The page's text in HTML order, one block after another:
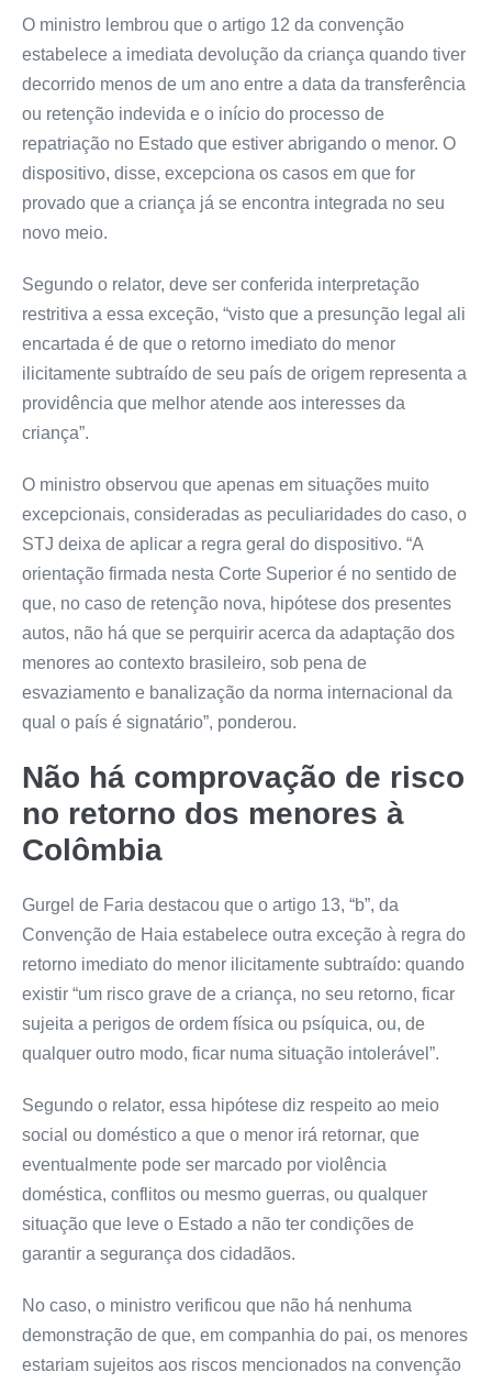
O ministro lembrou que o artigo 12 da convenção
estabelece a imediata devolução da criança quando tiver
decorrido menos de um ano entre a data da transferência
ou retenção indevida e o início do processo de
repatriação no Estado que estiver abrigando o menor. O
dispositivo, disse, excepciona os casos em que for
provado que a criança já se encontra integrada no seu
novo meio.
Segundo o relator, deve ser conferida interpretação
restritiva a essa exceção, “visto que a presunção legal ali
encartada é de que o retorno imediato do menor
ilicitamente subtraído de seu país de origem representa a
providência que melhor atende aos interesses da
criança”.
O ministro observou que apenas em situações muito
excepcionais, consideradas as peculiaridades do caso, o
STJ deixa de aplicar a regra geral do dispositivo. “A
orientação firmada nesta Corte Superior é no sentido de
que, no caso de retenção nova, hipótese dos presentes
autos, não há que se perquirir acerca da adaptação dos
menores ao contexto brasileiro, sob pena de
esvaziamento e banalização da norma internacional da
qual o país é signatário”, ponderou.
Não há comprovação de risco
no retorno dos menores à
Colômbia
Gurgel de Faria destacou que o artigo 13, “b”, da
Convenção de Haia estabelece outra exceção à regra do
retorno imediato do menor ilicitamente subtraído: quando
existir “um risco grave de a criança, no seu retorno, ficar
sujeita a perigos de ordem física ou psíquica, ou, de
qualquer outro modo, ficar numa situação intolerável”.
Segundo o relator, essa hipótese diz respeito ao meio
social ou doméstico a que o menor irá retornar, que
eventualmente pode ser marcado por violência
doméstica, conflitos ou mesmo guerras, ou qualquer
situação que leve o Estado a não ter condições de
garantir a segurança dos cidadãos.
No caso, o ministro verificou que não há nenhuma
demonstração de que, em companhia do pai, os menores
estariam sujeitos aos riscos mencionados na convenção